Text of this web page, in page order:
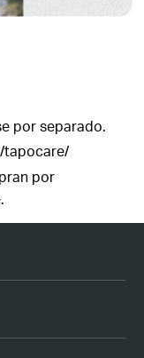
por separado.
tapocare/
por